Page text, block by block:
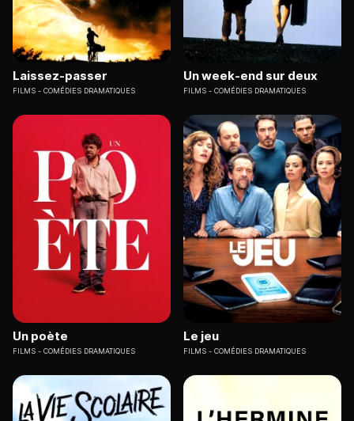
Laissez-passer
FILMS COMÉDIES DRAMATIQUES
Un week-end sur deux
FILMS COMÉDIES DRAMATIQUES
Un poète
FILMS COMÉDIES DRAMATIQUES
Le jeu
FILMS COMÉDIES DRAMATIQUES